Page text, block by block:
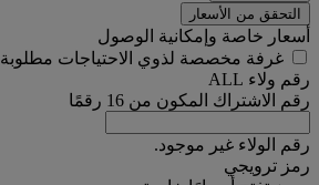
التحقق من الأسعار
أسعار خاصة وإمكانية الوصول
غرفة مخصصة لذوي الاحتياجات مطلوبة
رقم ولاء ALL
رقم الاشتراك المكون من 16 رقمًا
رقم الولاء غير موجود.
رمز ترويجي